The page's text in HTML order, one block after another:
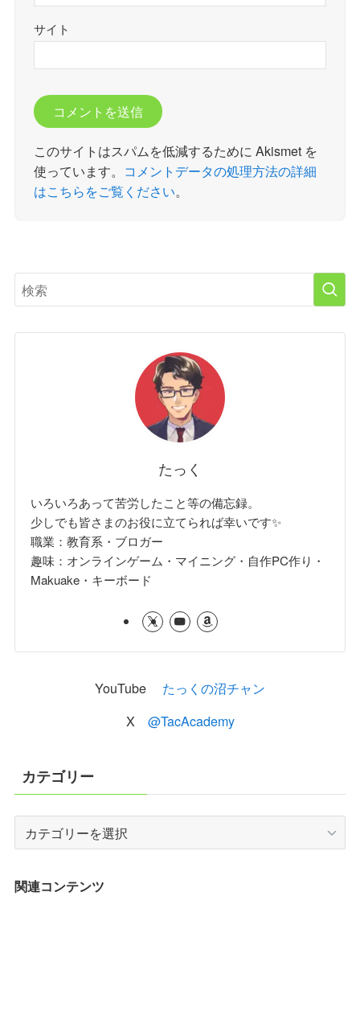
サイト
このサイトはスパムを低減するために Akismet を
使っています。 コメントデータの処理方法の詳細
はこちらをご覧ください。
たっく
いろいろあって苦労したこと等の備忘録。
少しでも皆さまのお役に立てられば幸いです✨
職業：教育系・ブロガー
趣味：オンラインゲーム・マイニング・自作PC作り・
Makuake・キーボード
YouTube たっくの沼チャン
X @TacAcademy
カテゴリー
テ
リ
関連コンテンツ